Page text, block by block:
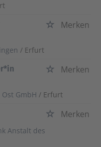
Merken
/ Erfurt
Merken
GmbH / Erfurt
Merken
Anstalt des